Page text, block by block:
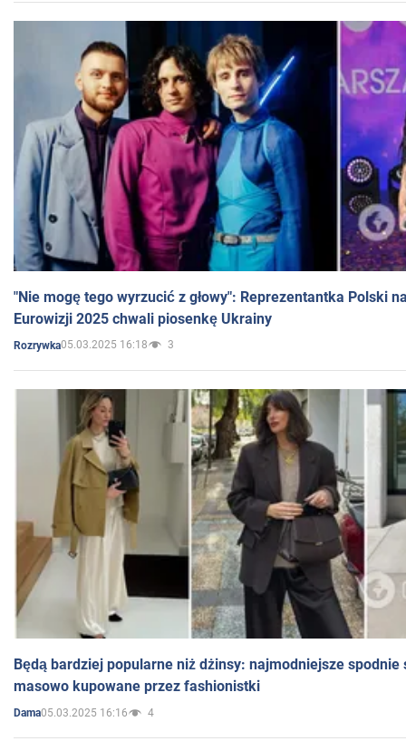
"Nie mogę tego wyrzucić z głowy": Reprezentantka Polski
Eurowizji 2025 chwali piosenkę Ukrainy
Rozrywka05.03.2025 16:18 3
Będą bardziej popularne niż dżinsy: najmodniejsze spodnie
masowo kupowane przez fashionistki
Dama05.03.2025 16:16 4